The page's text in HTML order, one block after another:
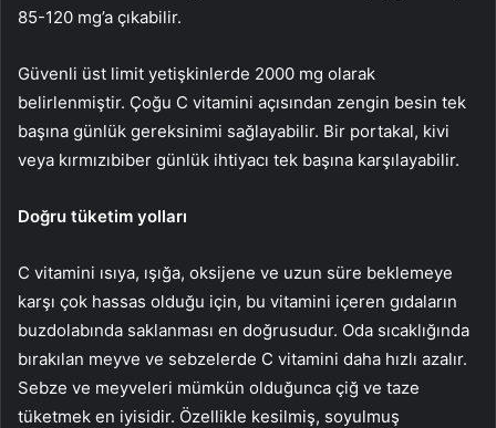
85-120 mg’a çıkabilir.
Güvenli üst limit yetişkinlerde 2000 mg olarak
belirlenmiştir. Çoğu C vitamini açısından zengin besin tek
başına günlük gereksinimi sağlayabilir. Bir portakal, kivi
veya kırmızıbiber günlük ihtiyacı tek başına karşılayabilir.
Doğru tüketim yolları
C vitamini ısıya, ışığa, oksijene ve uzun süre beklemeye
karşı çok hassas olduğu için, bu vitamini içeren gıdaların
buzdolabında saklanması en doğrusudur. Oda sıcaklığında
bırakılan meyve ve sebzelerde C vitamini daha hızlı azalır.
Sebze ve meyveleri mümkün olduğunca çiğ ve taze
tüketmek en iyisidir. Özellikle kesilmiş, soyulmuş